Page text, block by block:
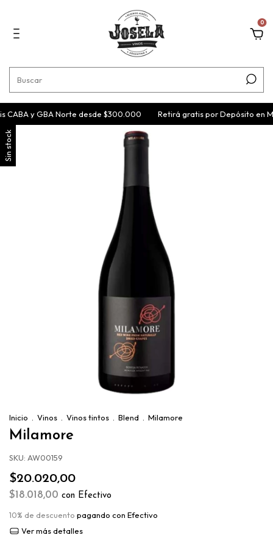
0
CABA y GBA Norte desde $300.000 Retirá gratis por Depósito en
Sin stock
Inicio Vinos Vinos tintos Blend Milamore
Milamore
SKU: AW00159
$20.020,00
$18.018,00 con Efectivo
10% de descuento pagando con Efectivo
Ver más detalles